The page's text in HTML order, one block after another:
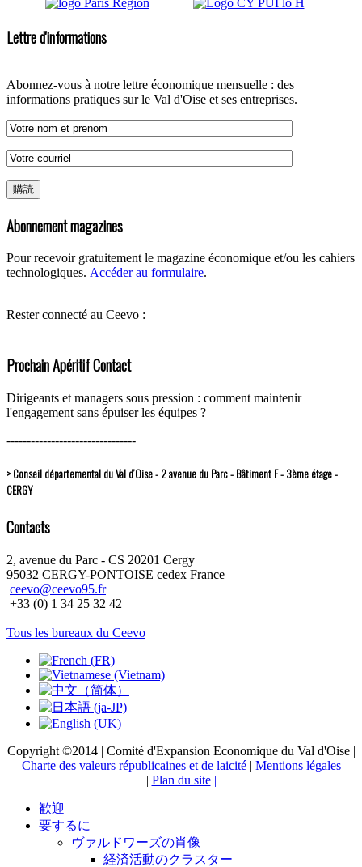
Lettre d'informations
Abonnez-vous à notre lettre économique mensuelle : des
informations pratiques sur le Val d'Oise et ses entreprises.
Abonnement magazines
Pour recevoir gratuitement le magazine économique et/ou les cahiers
technologiques. Accéder au formulaire.
Rester connecté au Ceevo :
Prochain Apéritif Contact
Dirigeants et managers sous pression : comment maintenir
l'engagement sans épuiser les équipes ?
--------------------------------
> Conseil départemental du Val d’Oise - 2 avenue du Parc - Bâtiment F - 3ème étage -
CERGY
Contacts
2, avenue du Parc - CS 20201 Cergy
95032 CERGY-PONTOISE cedex France
ceevo@ceevo95.fr
+33 (0) 1 34 25 32 42
Tous les bureaux du Ceevo
Copyright ©2014 | Comité d'Expansion Economique du Val d'Oise |
Charte des valeurs républicaines et de laicité| Mentions légales
| Plan du site |
歓迎
要するに
ヴァルドワーズの肖像
経済活動のクラスター